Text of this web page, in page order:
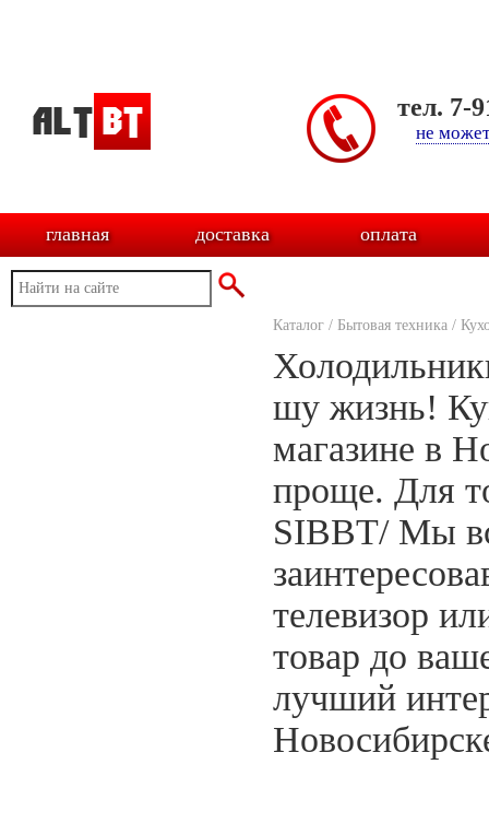
тел. 7-
не
главная доставка оплата
Каталог / Бытовая техника /
шу жизнь!
магазине в
проще. Для
SIBBT/ Мы
телевизор
товар до
лучший